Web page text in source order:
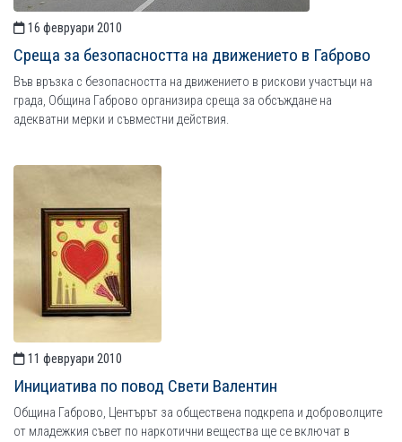
16 февруари 2010
Среща за безопасността на движението в Габрово
Във връзка с безопасността на движението в рискови участъци на
града, Община Габрово организира среща за обсъждане на
адекватни мерки и съвместни действия.
11 февруари 2010
Инициатива по повод Свети Валентин
Община Габрово, Центърът за обществена подкрепа и доброволците
от младежкия съвет по наркотични вещества ще се включат в